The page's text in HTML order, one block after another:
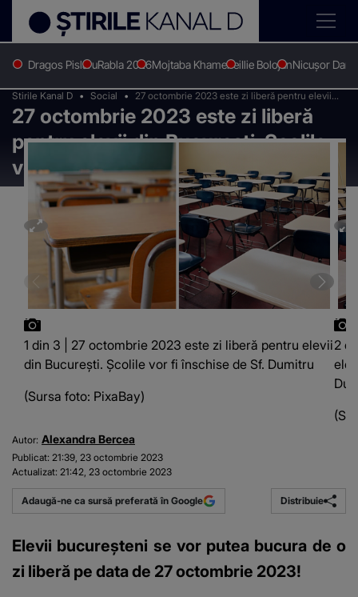
Dragos PislaruRabla 2026Mojtaba KhameneiIlie BolojanNicușor Dan
Stirile Kanal D Social
27 octombrie 2023 este zi liberă pentru elevii
din București. Școlile vor fi închise de Sf.
Dumitru
27 octombrie 2023 este zi liberă
pentru elevii din București. Școlile
vor fi închise de Sf. Dumitru
1 din 3 | 27 octombrie 2023 este zi liberă pentru elevii
din București. Școlile vor fi înschise de Sf. Dumitru
(Sursa foto: PixaBay)
2
Autor: Alexandra Bercea
Publicat: 21:39, 23 octombrie 2023
Actualizat: 21:42, 23 octombrie 2023
Adaugă-ne ca sursă preferată în Google Distribuie
Elevii bucureșteni se vor putea bucura de o
zi liberă pe data de 27 octombrie 2023!